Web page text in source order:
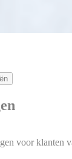
voor klanten